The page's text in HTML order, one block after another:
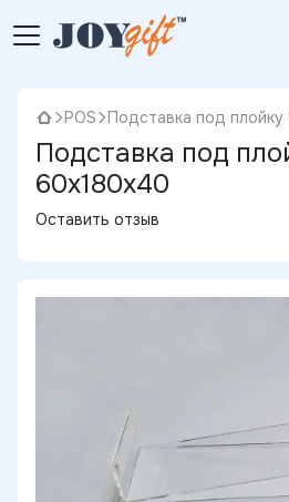
POS Подставка под
Подставка под
60х180х40
Оставить отзыв